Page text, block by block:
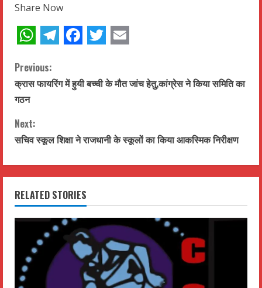
Share Now
C
o
n
t
i
n
u
R
Previous:
क्रास फायरिंग में हुयी बच्ची के मौत जांच हेतु,कांग्रेस ने किया समिति का
गठन
Next:
सचिव स्कूल शिक्षा ने राजधानी के स्कूलों का किया आकस्मिक निरीक्षण
RELATED STORIES